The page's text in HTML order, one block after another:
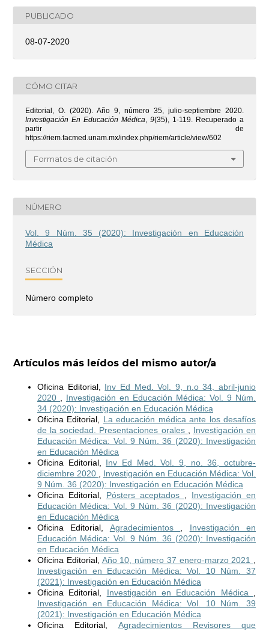
PUBLICADO
08-07-2020
CÓMO CITAR
Editorial, O. (2020). Año 9, número 35, julio-septiembre 2020.
Investigación En Educación Médica, 9(35), 1-119. Recuperado a
partir de
https://riem.facmed.unam.mx/index.php/riem/article/view/602
Formatos de citación
NÚMERO
Vol. 9 Núm. 35 (2020): Investigación en Educación
Médica
SECCIÓN
Número completo
Artículos más leídos del mismo autor/a
Oficina Editorial, Inv Ed Med. Vol. 9, n.o 34, abril-junio
2020 , Investigación en Educación Médica: Vol. 9 Núm.
34 (2020): Investigación en Educación Médica
Oficina Editorial, La educación médica ante los desafíos
de la sociedad. Presentaciones orales , Investigación en
Educación Médica: Vol. 9 Núm. 36 (2020): Investigación
en Educación Médica
Oficina Editorial, Inv Ed Med. Vol. 9, no. 36, octubre-
diciembre 2020 , Investigación en Educación Médica: Vol.
9 Núm. 36 (2020): Investigación en Educación Médica
Oficina Editorial, Pósters aceptados , Investigación en
Educación Médica: Vol. 9 Núm. 36 (2020): Investigación
en Educación Médica
Oficina Editorial, Agradecimientos , Investigación en
Educación Médica: Vol. 9 Núm. 36 (2020): Investigación
en Educación Médica
Oficina Editorial, Año 10, número 37 enero-marzo 2021 ,
Investigación en Educación Médica: Vol. 10 Núm. 37
(2021): Investigación en Educación Médica
Oficina Editorial, Investigación en Educación Médica ,
Investigación en Educación Médica: Vol. 10 Núm. 39
(2021): Investigación en Educación Médica
Oficina Editorial, Agradecimientos Revisores que